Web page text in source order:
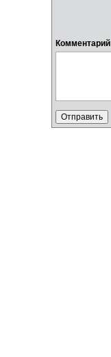
Комментарий